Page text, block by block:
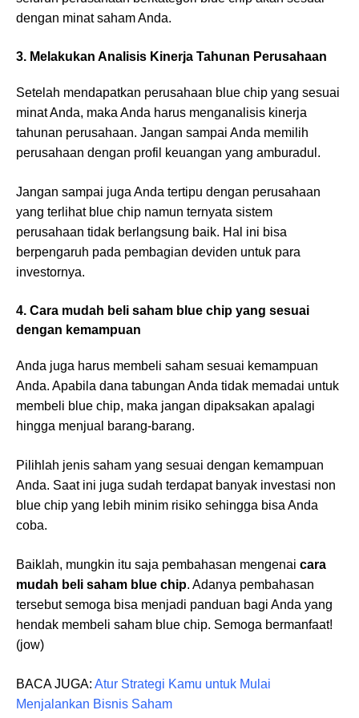
dengan minat saham Anda.
3. Melakukan Analisis Kinerja Tahunan Perusahaan
Setelah mendapatkan perusahaan blue chip yang sesuai
minat Anda, maka Anda harus menganalisis kinerja
tahunan perusahaan. Jangan sampai Anda memilih
perusahaan dengan profil keuangan yang amburadul.
Jangan sampai juga Anda tertipu dengan perusahaan
yang terlihat blue chip namun ternyata sistem
perusahaan tidak berlangsung baik. Hal ini bisa
berpengaruh pada pembagian deviden untuk para
investornya.
4. Cara mudah beli saham blue chip yang sesuai
dengan kemampuan
Anda juga harus membeli saham sesuai kemampuan
Anda. Apabila dana tabungan Anda tidak memadai untuk
membeli blue chip, maka jangan dipaksakan apalagi
hingga menjual barang-barang.
Pilihlah jenis saham yang sesuai dengan kemampuan
Anda. Saat ini juga sudah terdapat banyak investasi non
blue chip yang lebih minim risiko sehingga bisa Anda
coba.
Baiklah, mungkin itu saja pembahasan mengenai cara
mudah beli saham blue chip. Adanya pembahasan
tersebut semoga bisa menjadi panduan bagi Anda yang
hendak membeli saham blue chip. Semoga bermanfaat!
(jow)
BACA JUGA: Atur Strategi Kamu untuk Mulai
Menjalankan Bisnis Saham